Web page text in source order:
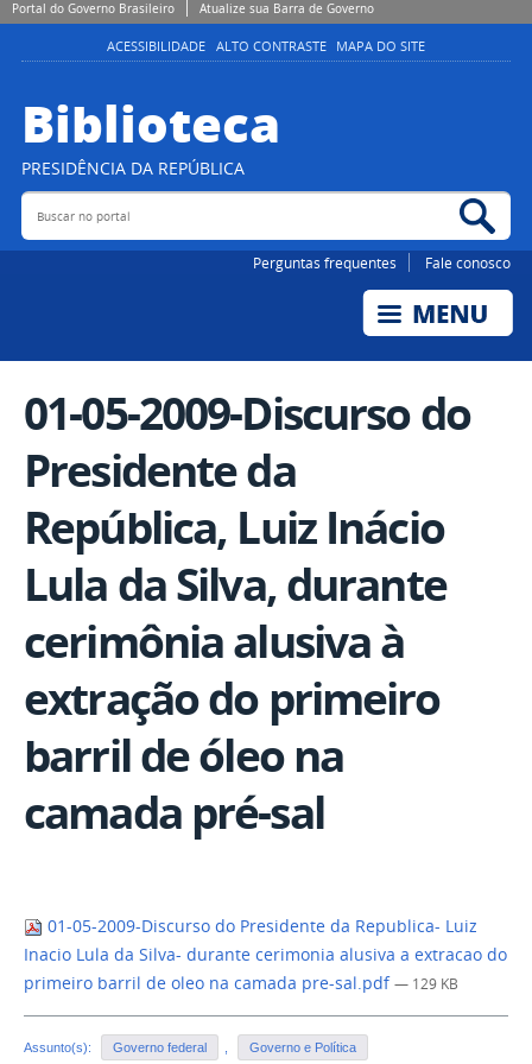
Portal do Governo Brasileiro Atualize sua Barra de Governo
ACESSIBILIDADE ALTO CONTRASTE MAPA DO SITE
Biblioteca
PRESIDÊNCIA DA REPÚBLICA
Buscar no portal
Perguntas frequentes Fale conosco
01-05-2009-Discurso do
Presidente da
República, Luiz Inácio
Lula da Silva, durante
cerimônia alusiva à
extração do primeiro
barril de óleo na
camada pré-sal
01-05-2009-Discurso do Presidente da Republica- Luiz
Inacio Lula da Silva- durante cerimonia alusiva a extracao do
primeiro barril de oleo na camada pre-sal.pdf — 129 KB
Assunto(s): Governo federal Governo e Política